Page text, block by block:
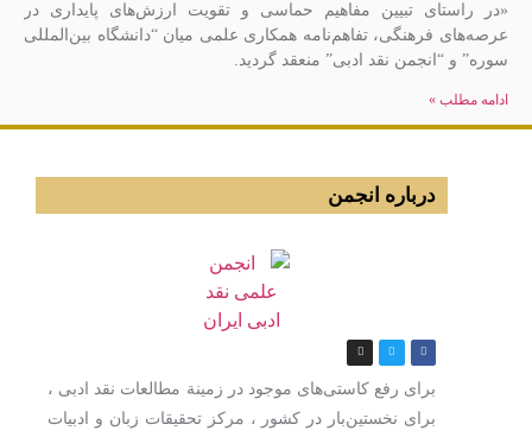
«در راستای تبیین مفاهیم حماسی و تقویت ارزش‌های پایداری در
عرصه‌های فرهنگی، تفاهم‌نامه همکاری علمی میان “دانشگاه بین‌المللی
سوره” و “انجمن نقد ادبی” منعقد گردید.
ادامه مطلب »
درباره انجمن
برای رفع كاستی‌های موجود در زمینة مطالعات نقد ادبی ،
برای نخستین‌بار در كشور ، مركز تحقیقات زبان و ادبیات